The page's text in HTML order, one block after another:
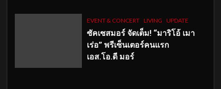
EVENT & CONCERT LIVING UPDATE
ซัคเซสมอร์ จัดเต็ม! “มาริโอ้ เมา
เร่อ” พรีเซ็นเตอร์คนแรก
เอส.โอ.ดี มอร์